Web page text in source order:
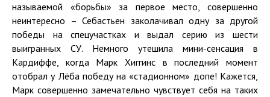
называемой «борьбы» за первое место, совершенно
неинтересно – Себастьен заколачивал одну за другой
победы на спецучастках и выдал серию из шести
выигранных СУ. Немного утешила мини-сенсация в
Кардиффе, когда Марк Хиггинс в последний момент
отобрал у Лёба победу на «стадионном» допе! Кажется,
Марк совершенно замечательно чувствует себя на таких